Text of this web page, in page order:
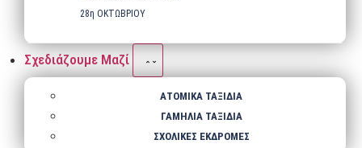
28η ΟΚΤΩΒΡΙΟΥ
Σχεδιάζουμε Μαζί
ΑΤΟΜΙΚΑ ΤΑΞΙΔΙΑ
ΓΑΜΗΛΙΑ ΤΑΞΙΔΙΑ
ΣΧΟΛΙΚΕΣ ΕΚΔΡΟΜΕΣ